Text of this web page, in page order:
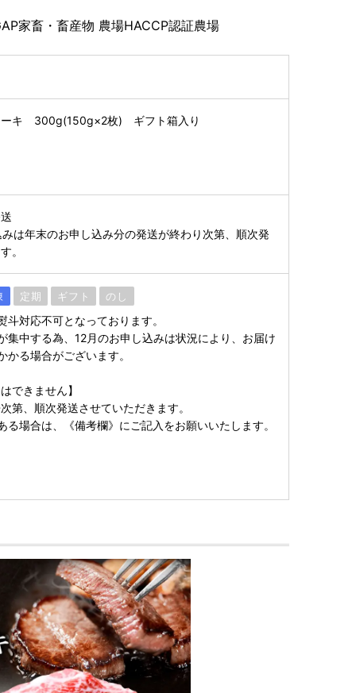
家畜・畜産物 農場HACCP認証農場
ーキ 300g(150g×2枚) ギフト箱入り
は年末のお申し込み分の発送が終わり次第、順次発
。
定期 ギフト のし
斗対応不可となっております。
集中する為、12月のお申し込みは状況により、お届け
かる場合がございます。
できません】
第、順次発送させていただきます。
る場合は、《備考欄》にご記入をお願いいたします。